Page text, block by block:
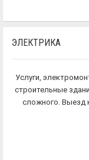
ЭЛЕКТРИКА
Услуги,
строительные
сложного. Выезд